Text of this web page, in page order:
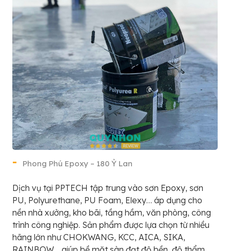
Phong Phú Epoxy – 180 Ỷ Lan
Dịch vụ tại PPTECH tập trung vào sơn Epoxy, sơn
PU, Polyurethane, PU Foam, Elexy… áp dụng cho
nền nhà xưởng, kho bãi, tầng hầm, văn phòng, công
trình công nghiệp. Sản phẩm được lựa chọn từ nhiều
hãng lớn như CHOKWANG, KCC, AICA, SIKA,